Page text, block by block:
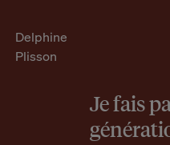
Delphine
Plisson
Je fais